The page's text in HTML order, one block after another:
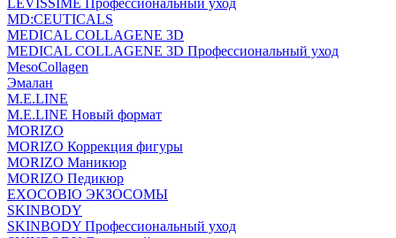
LEVISSIME Профессиональный уход
MD:CEUTICALS
MEDICAL COLLAGENE 3D
MEDICAL COLLAGENE 3D Профессиональный уход
MesoCollagen
Эмалан
M.E.LINE
M.E.LINE Новый формат
MORIZO
MORIZO Коррекция фигуры
MORIZO Маникюр
MORIZO Педикюр
EXOCOBIO ЭКЗОСОМЫ
SKINBODY
SKINBODY Профессиональный уход